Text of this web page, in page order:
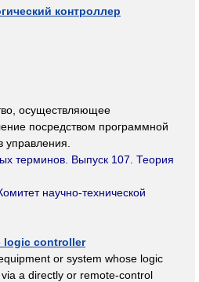
контроллер
осуществляющее
посредством программной
управления.
терминов. Выпуск 107. Теория
научно-технической
logic controller
or system whose logic
a directly or remote-control